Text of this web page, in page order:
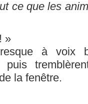
ce que les
»
à voix
puis
la fenêtre.